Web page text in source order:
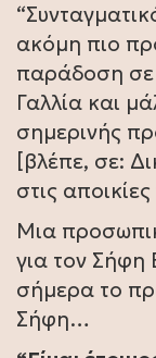
ακόμη πιο
παράδοση σε
Γαλλία και
σημερινής
[βλέπε, σε:
στις
Μια
για τον Σήφη
σήμερα το
Σήφη…